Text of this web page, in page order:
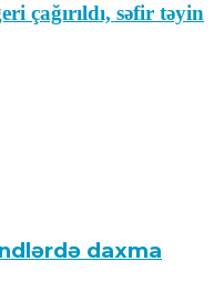
çağırıldı, səfir təyin
daxma